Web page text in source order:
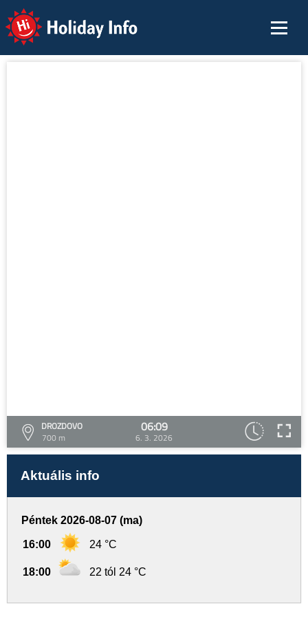
Holiday Info
DROZDOVO
700 m
06:09
6. 3. 2026
Aktuális info
Péntek 2026-08-07 (ma)
16:00 24 °C
18:00 22 tól 24 °C